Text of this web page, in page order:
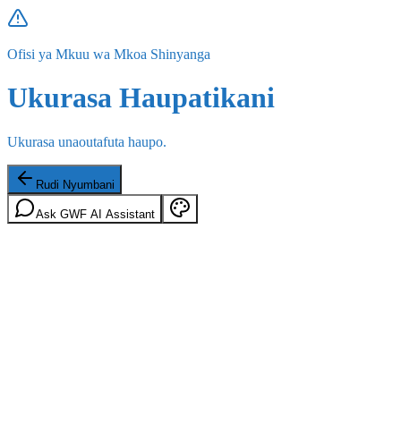
Ofisi ya Mkuu wa Mkoa Shinyanga
Ukurasa Haupatikani
Ukurasa unaoutafuta haupo.
Rudi Nyumbani
Ask GWF AI Assistant